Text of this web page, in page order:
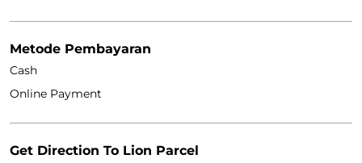
Metode Pembayaran
Cash
Online Payment
Get Direction To Lion Parcel